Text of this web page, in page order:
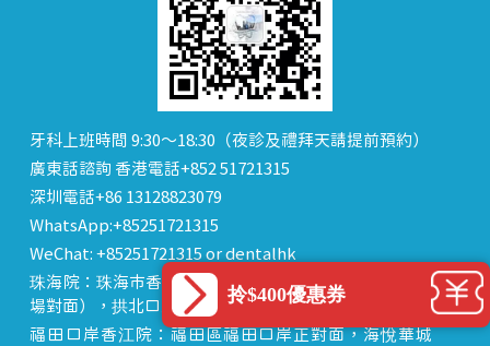
牙科上班時間 9:30～18:30（夜診及禮拜天請提前預約）
廣東話諮詢 香港電話+852 51721315
深圳電話+86 13128823079
WhatsApp:+85251721315
WeChat: +85251721315 or dentalhk
珠海院：珠海市香洲區 拱北中建商業大廈 15樓（迎賓廣
場對面），拱北口岸步行8分鐘直達
福田口岸香江院：福田區福田口岸正對面，海悅華城
拎$400優惠券